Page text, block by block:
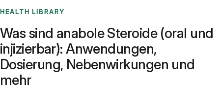
HEALTH LIBRARY
Was sind anabole Steroide (oral und
injizierbar): Anwendungen,
Dosierung, Nebenwirkungen und
mehr